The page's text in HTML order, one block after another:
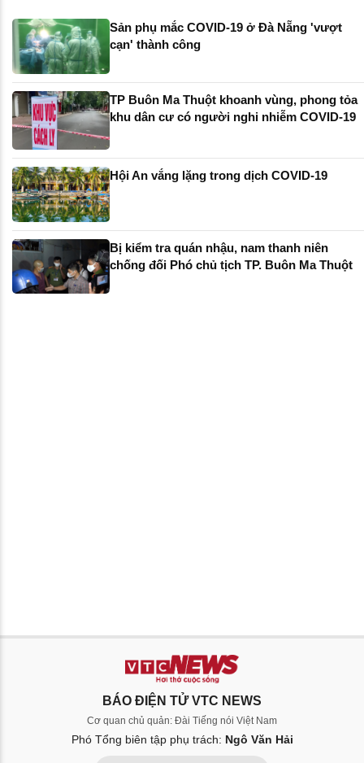
Sản phụ mắc COVID-19 ở Đà Nẵng 'vượt
cạn' thành công
TP Buôn Ma Thuột khoanh vùng, phong tỏa
khu dân cư có người nghi nhiễm COVID-19
Hội An vắng lặng trong dịch COVID-19
Bị kiểm tra quán nhậu, nam thanh niên
chống đối Phó chủ tịch TP. Buôn Ma Thuột
BÁO ĐIỆN TỬ VTC NEWS
Cơ quan chủ quản: Đài Tiếng nói Việt Nam
Phó Tổng biên tập phụ trách: Ngô Văn Hải